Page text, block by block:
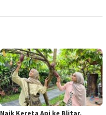
Naik Kereta Api ke Blitar,